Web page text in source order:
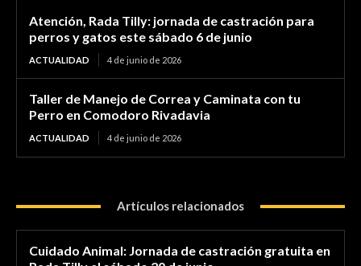
Atención, Rada Tilly: jornada de castración para
perros y gatos este sábado 6 de junio
ACTUALIDAD 4 de junio de 2026
Taller de Manejo de Correa y Caminata con tu
Perro en Comodoro Rivadavia
ACTUALIDAD 4 de junio de 2026
Artículos relacionados
Cuidado Animal: Jornada de castración gratuita en